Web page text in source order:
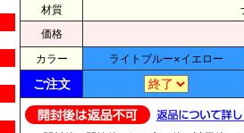
材質
価格
カラー ライトブルー×イエロー
ご注文